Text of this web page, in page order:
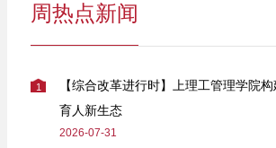
周热点新闻
1
【综合改革进行时】上理工管理学院
育人新生态
2026-07-31